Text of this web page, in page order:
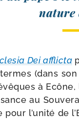
nature
Dei afflic­ta
(dans
à
au
l’u­ni­té de